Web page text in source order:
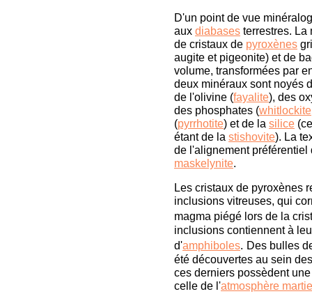
D'un point de vue
aux diabases terrestres. La
de cristaux de pyroxènes
augite et pigeonite) et de
volume, transformées par
deux minéraux sont noyés
de l'olivine (fayalite), des
des phosphates (whitlockite
(pyrrhotite) et de la silice
étant de la stishovite). La
de l'alignement
maskelynite.
Les cristaux de pyroxènes
inclusions vitreuses, qui
magma piégé lors de la
inclusions contiennent à
d'amphiboles. Des bulles
été découvertes au sein
ces derniers possèdent
celle de l'atmosphère